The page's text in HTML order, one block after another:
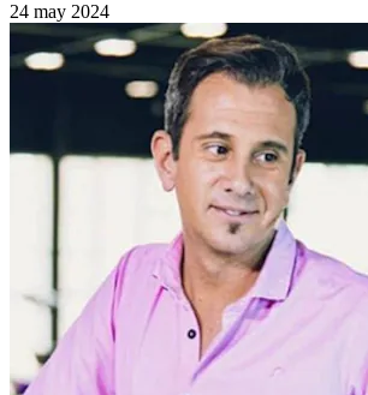
24 may 2024